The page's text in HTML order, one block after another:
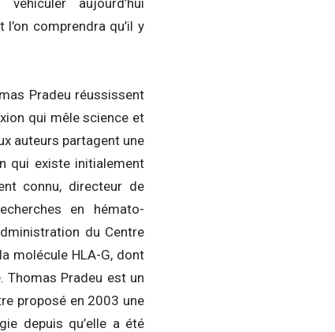
l’on comprendra qu’il y
Pradeu réussissent
qui mêle science et
auteurs partagent une
qui existe initialement
connu, directeur de
en hémato-
du Centre
molécule HLA-G, dont
Pradeu est un
proposé en 2003 une
depuis qu’elle a été